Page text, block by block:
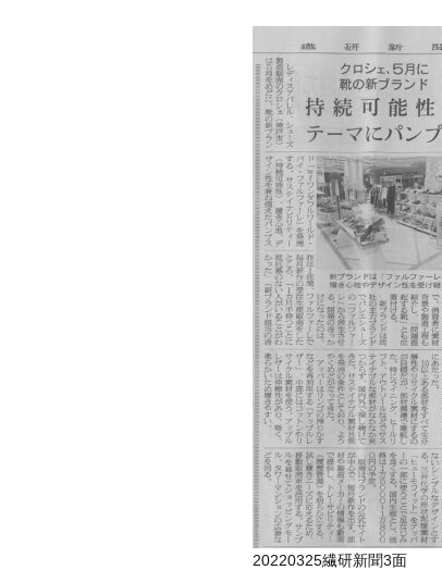
20220325繊研新聞3面